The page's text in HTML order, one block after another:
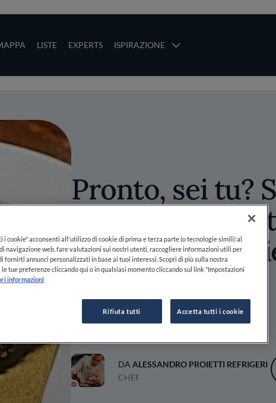
LISTE EXPERTS ISPIRAZIONE
Pronto, sei tu?
telefono: la
Alessandro
Refrigeri
29 SET 2025
DA ALESSANDRO PROIETTI REFRIGERI
CHEF
i cookie" acconsenti all'utilizzo di cookie di prima e terza parte (o tecnologie simili) al
navigazione web, fare valutazioni sui nostri utenti, raccogliere informazioni utili per
fornirti annunci personalizzati in base ai tuoi interessi. Scopri di più sulla nostra
tue preferenze cliccando qui o in qualsiasi momento cliccando sul link "Impostazioni
informazioni
Rifiuta tutti Accetta tutti i cookie